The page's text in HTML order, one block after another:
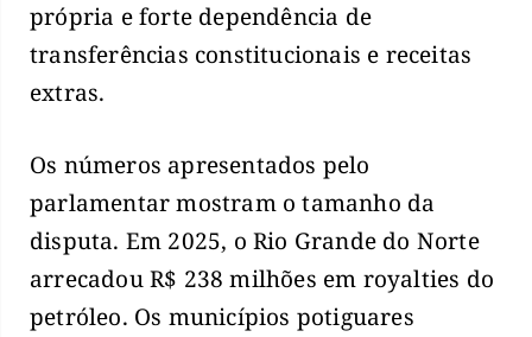
própria e forte dependência de
transferências constitucionais e receitas
extras.
Os números apresentados pelo
parlamentar mostram o tamanho da
disputa. Em 2025, o Rio Grande do Norte
arrecadou R$ 238 milhões em royalties do
petróleo. Os municípios potiguares